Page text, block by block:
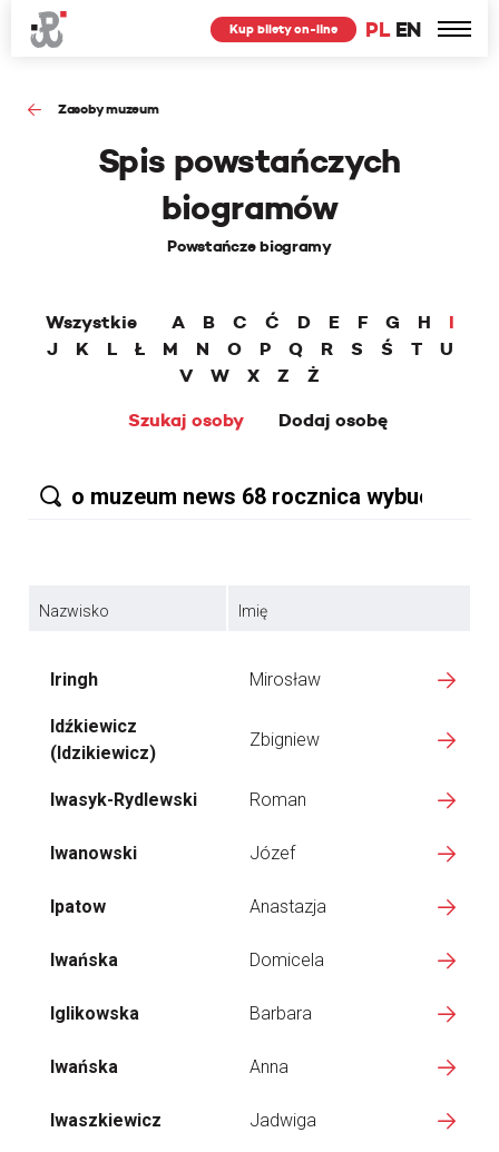
PL EN
Kup bilety on-line
Zasoby muzeum
Spis powstańczych
biogramów
Powstańcze biogramy
Wszystkie A B C Ć D E F G H
I
J
K L Ł M N O P Q R S Ś T
U
V
W X Z
Ż
Szukaj osoby
Dodaj osobę
Nazwisko Imię
Iringh Mirosław
Idźkiewicz
(Idzikiewicz)
Zbigniew
Iwasyk-Rydlewski Roman
Iwanowski Józef
Ipatow Anastazja
Iwańska Domicela
Iglikowska Barbara
Iwańska Anna
Iwaszkiewicz Jadwiga